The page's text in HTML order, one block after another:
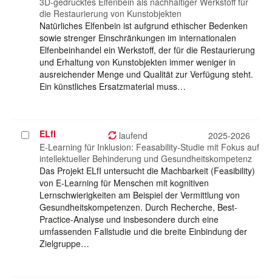
die Restaurierung von Kunstobjekten
Natürliches Elfenbein ist aufgrund ethischer Bedenken
sowie strenger Einschränkungen im internationalen
Elfenbeinhandel ein Werkstoff, der für die Restaurierung
und Erhaltung von Kunstobjekten immer weniger in
ausreichender Menge und Qualität zur Verfügung steht.
Ein künstliches Ersatzmaterial muss…
Projekt
auswählen
ELfI laufend
2025-2026
E-Learning für Inklusion: Feasability-Studie mit Fokus auf
intellektueller Behinderung und Gesundheitskompetenz
Das Projekt ELfI untersucht die Machbarkeit (Feasibility)
von E-Learning für Menschen mit kognitiven
Lernschwierigkeiten am Beispiel der Vermittlung von
Gesundheitskompetenzen. Durch Recherche, Best-
Practice-Analyse und insbesondere durch eine
umfassenden Fallstudie und die breite Einbindung der
Zielgruppe…